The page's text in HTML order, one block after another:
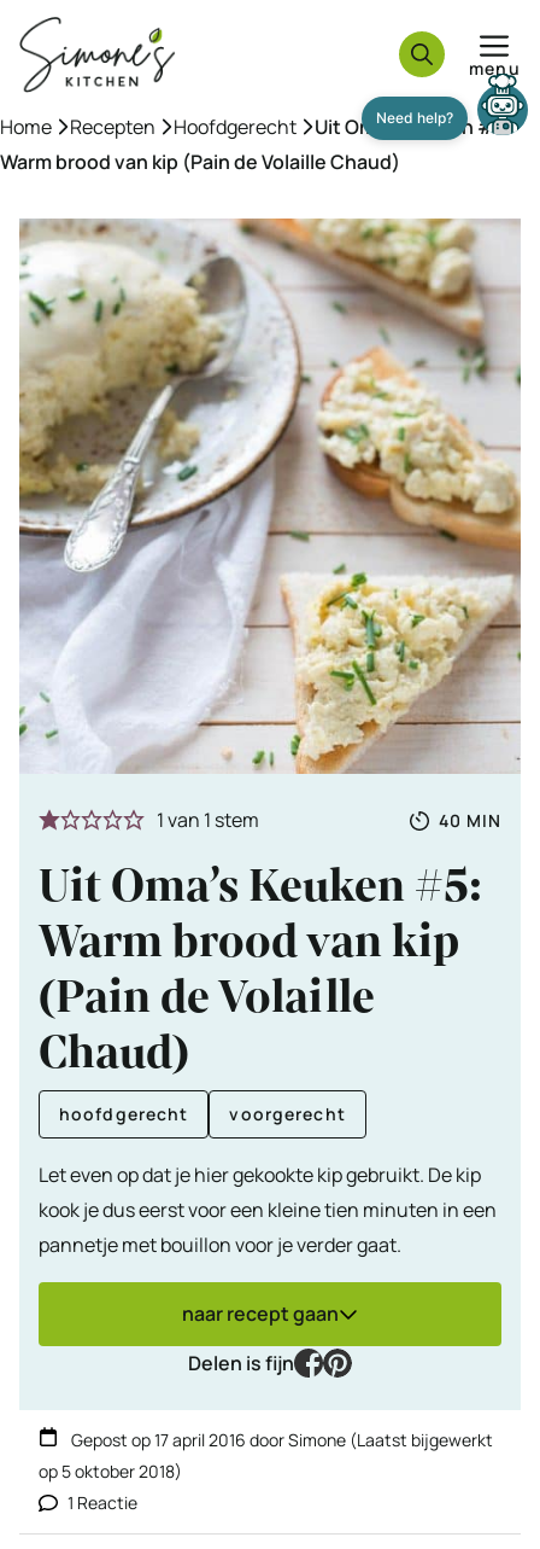
naar
inhoud
menu
Home »Recepten »Hoofdgerecht »Uit Oma’s Keuken #5:
Warm brood van kip (Pain de Volaille Chaud)
1van 1 stem
Totale
40 MIN
Uit Oma’s Keuken #5:
Warm brood van kip
(Pain de Volaille
Chaud)
hoofdgerecht voorgerecht
Let even op dat je hier gekookte kip gebruikt. De kip
kook je dus eerst voor een kleine tien minuten in een
pannetje met bouillon voor je verder gaat.
naar recept gaan
Delen is fijn
facebook
pinterest
Gepost op17 april 2016 doorSimone (Laatst bijgewerkt
op 5 oktober 2018)
1 Reactie